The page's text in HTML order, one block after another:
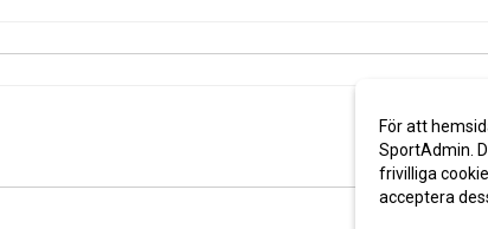
För att
SportAdmin.
frivilliga
acceptera